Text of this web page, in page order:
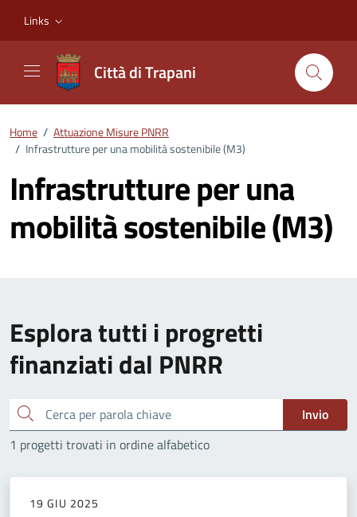
Links
Città di Trapani
Home / Attuazione Misure PNRR
/ Infrastrutture per una mobilità sostenibile (M3)
Infrastrutture per una
mobilità sostenibile (M3)
Esplora tutti i progretti
finanziati dal PNRR
Cerca
Invio
1 progetti trovati in ordine alfabetico
19 GIU 2025